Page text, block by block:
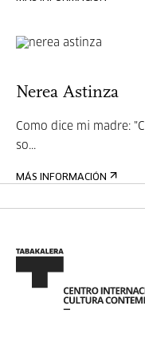
Nerea Astinza
Como dice mi madre:
so...
MÁS INFORMACIÓN